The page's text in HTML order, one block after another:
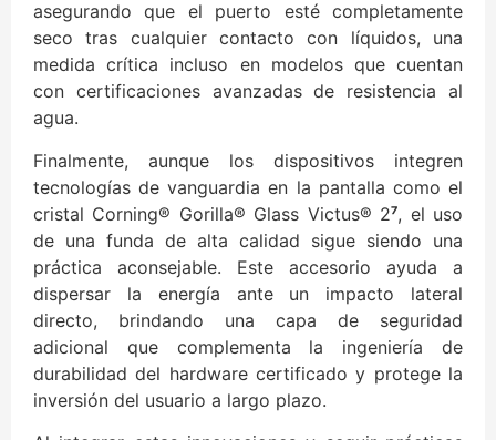
asegurando que el puerto esté completamente
seco tras cualquier contacto con líquidos, una
medida crítica incluso en modelos que cuentan
con certificaciones avanzadas de resistencia al
agua.
Finalmente, aunque los dispositivos integren
tecnologías de vanguardia en la pantalla como el
cristal Corning® Gorilla® Glass Victus® 2⁷, el uso
de una funda de alta calidad sigue siendo una
práctica aconsejable. Este accesorio ayuda a
dispersar la energía ante un impacto lateral
directo, brindando una capa de seguridad
adicional que complementa la ingeniería de
durabilidad del hardware certificado y protege la
inversión del usuario a largo plazo.